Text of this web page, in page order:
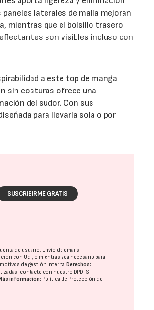
laterales de malla mejoran
mientras que el bolsillo trasero
son visibles incluso con
a este top de manga
sin costuras ofrece una
del sudor. Con sus
para llevarla sola o por
SUSCRIBIRME GRATIS
de usuario. Envío de emails
con Ud., o mientras sea necesario para
de gestión interna.Derechos:
contacte con nuestro DPD. Si
información: Política de Protección de